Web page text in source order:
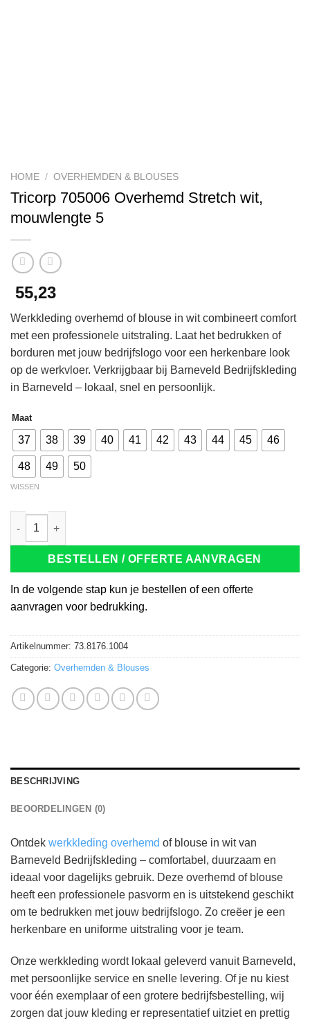
HOME / OVERHEMDEN & BLOUSES
Tricorp 705006 Overhemd Stretch wit,
mouwlengte 5
55,23
Werkkleding overhemd of blouse in wit combineert comfort
met een professionele uitstraling. Laat het bedrukken of
borduren met jouw bedrijfslogo voor een herkenbare look
op de werkvloer. Verkrijgbaar bij Barneveld Bedrijfskleding
in Barneveld – lokaal, snel en persoonlijk.
Maat
37 38 39 40 41 42 43 44 45 46
48 49 50
WISSEN
Tricorp 705006 Overhemd Stretch wit, mouwlengte 5 aantal
BESTELLEN / OFFERTE AANVRAGEN
In de volgende stap kun je bestellen of een offerte
aanvragen voor bedrukking.
Artikelnummer: 73.8176.1004
Categorie: Overhemden & Blouses
BESCHRIJVING
BEOORDELINGEN (0)
Ontdek werkkleding overhemd of blouse in wit van
Barneveld Bedrijfskleding – comfortabel, duurzaam en
ideaal voor dagelijks gebruik. Deze overhemd of blouse
heeft een professionele pasvorm en is uitstekend geschikt
om te bedrukken met jouw bedrijfslogo. Zo creëer je een
herkenbare en uniforme uitstraling voor je team.
Onze werkkleding wordt lokaal geleverd vanuit Barneveld,
met persoonlijke service en snelle levering. Of je nu kiest
voor één exemplaar of een grotere bedrijfsbestelling, wij
zorgen dat jouw kleding er representatief uitziet en prettig